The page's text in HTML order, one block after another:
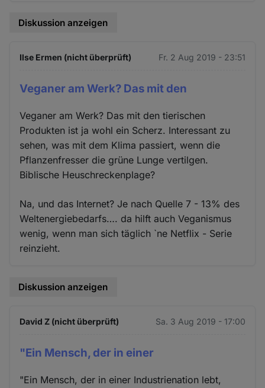
Diskussion anzeigen
Ilse Ermen (nicht überprüft) Fr. 2 Aug 2019 - 23:51
Veganer am Werk? Das mit den
Veganer am Werk? Das mit den tierischen
Produkten ist ja wohl ein Scherz. Interessant zu
sehen, was mit dem Klima passiert, wenn die
Pflanzenfresser die grüne Lunge vertilgen.
Biblische Heuschreckenplage?
Na, und das Internet? Je nach Quelle 7 - 13% des
Weltenergiebedarfs…. da hilft auch Veganismus
wenig, wenn man sich täglich `ne Netflix - Serie
reinzieht.
Diskussion anzeigen
David Z (nicht überprüft) Sa. 3 Aug 2019 - 17:00
"Ein Mensch, der in einer
"Ein Mensch, der in einer Industrienation lebt,